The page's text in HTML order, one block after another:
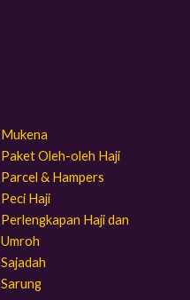
Mukena
Paket Oleh-oleh Haji
Parcel & Hampers
Peci Haji
Perlengkapan Haji dan
Umroh
Sajadah
Sarung